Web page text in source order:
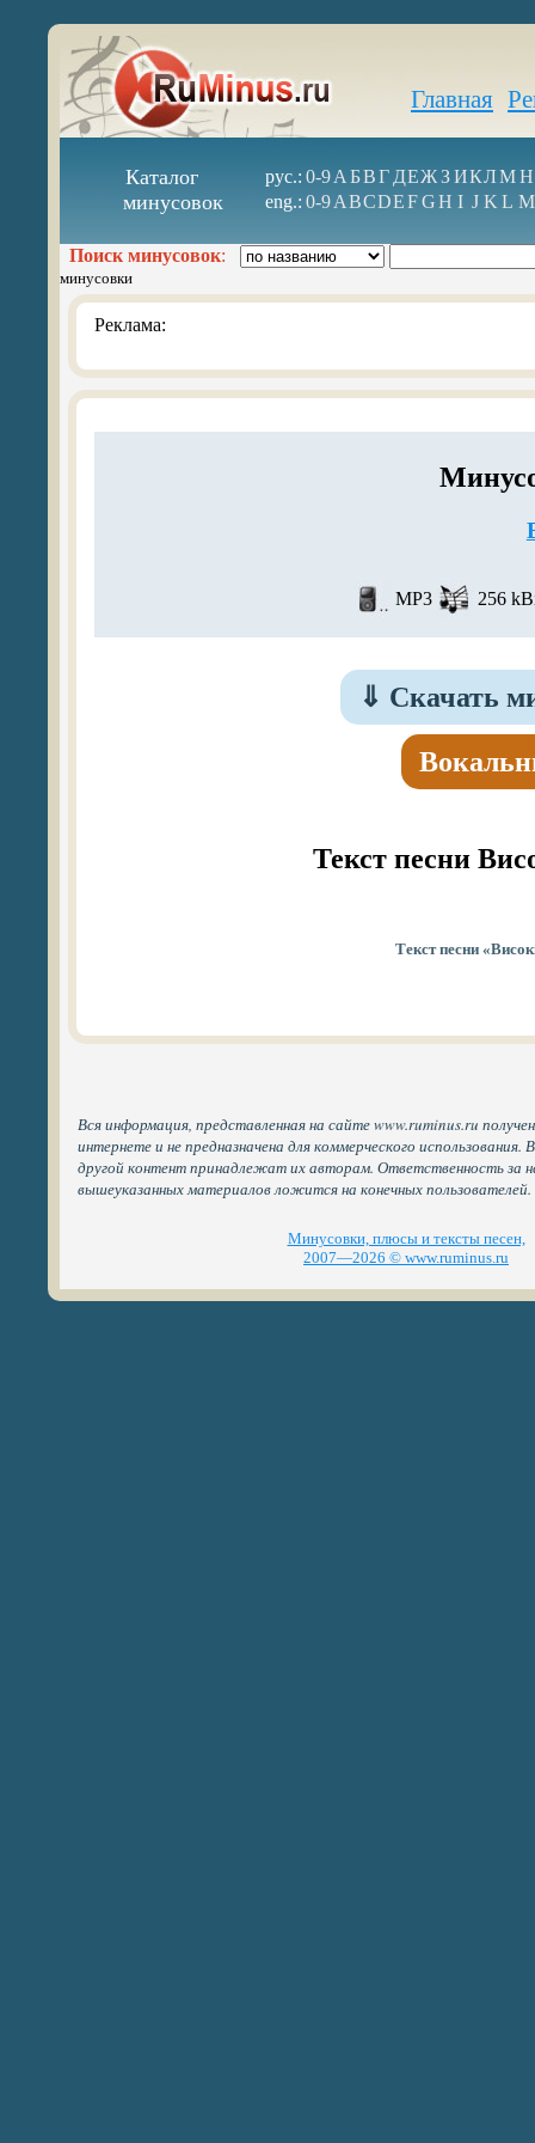
Главная
Каталог
минусовок
рус.: 0-9А БВГ ДЕЖ З ИКЛМН
eng.: 0-9ABCDEFGH I J K L M
Поиск минусовок:
минусовки
Реклама:
MP3 256
⇓ Скачать
Текст песни
Текст песни
Вся информация, представленная на сайте www.ruminus.ru
интернете и не предназначена для коммерческого
другой контент принадлежат их авторам. Ответственность за
вышеуказанных материалов ложится на конечных пользователей.
Минусовки, плюсы и тексты песен,
2007—2026 © www.ruminus.ru